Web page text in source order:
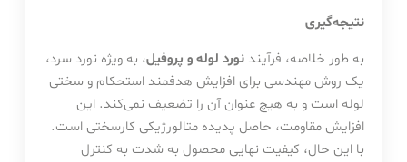
نتیجه‌گیری
به طور خلاصه، فرآیند نورد لوله و پروفیل، به ویژه نورد سرد،
یک روش مهندسی برای افزایش هدفمند استحکام و سختی
لوله است و به هیچ عنوان آن را تضعیف نمی‌کند. این
افزایش مقاومت، حاصل پدیده متالورژیکی کارسختی است.
با این حال، کیفیت نهایی محصول به شدت به کنترل